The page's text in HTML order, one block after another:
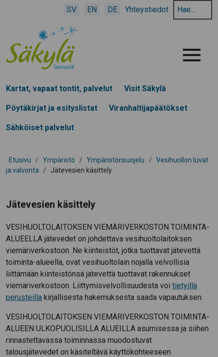
SV EN DE Yhteystiedot
Hae
hakusanalla:
Menu
Kartat, vapaat tontit, palvelut Visit Säkylä
Pöytäkirjat ja esityslistat Viranhaltijapäätökset
Sähköiset palvelut
Etusivu / Ympäristö / Ympäristönsuojelu /
Vesihuollon luvat
ja valvonta
/ Jätevesien käsittely
Jätevesien käsittely
VESIHUOLTOLAITOKSEN VIEMÄRIVERKOSTON TOIMINTA-
ALUEELLA jätevedet on johdettava vesihuoltolaitoksen
viemäriverkostoon. Ne kiinteistöt, jotka tuottavat jätevettä
toiminta-alueella, ovat vesihuoltolain nojalla velvollisia
liittämään kiinteistönsä jätevettä tuottavat rakennukset
viemäriverkostoon. Liittymisvelvollisuudesta voi tietyillä
perusteilla kirjallisesta hakemuksesta saada vapautuksen.
VESIHUOLTOLAITOKSEN VIEMÄRIVERKOSTON TOIMINTA-
ALUEEN ULKOPUOLISILLA ALUEILLA asumisessa ja siihen
rinnastettavassa toiminnassa muodostuvat
talousjätevedet on käsiteltävä käyttökohteeseen